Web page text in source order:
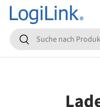
Direkt zum Inhalt
Suchen
Suchen